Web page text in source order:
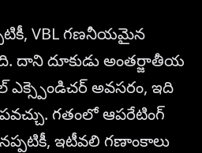
VBL గణనీయమైన
దాని దూకుడు అంతర్జాతీయ
ఎక్స్పెండిచర్ అవసరం, ఇది
గతంలో ఆపరేటింగ్
ఇటీవలి గణాంకాలు